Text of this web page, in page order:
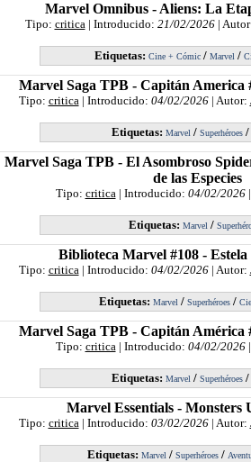
Marvel Omnibus - Aliens: La
Tipo: critica| Introducido: 21/02/2026|
Etiquetas: Cine + Cómic/ Marvel/
Marvel Saga TPB - Capitán America
Tipo: critica| Introducido: 04/02/2026| Autor:
Etiquetas: Marvel/ Superhéroes/
Marvel Saga TPB - El Asombroso
de las Especies
Tipo: critica| Introducido: 04/02/2026|
Etiquetas: Marvel/
Biblioteca Marvel #108 - Estela
Tipo: critica| Introducido: 04/02/2026| Autor:
Etiquetas: Marvel/ Superhéroes/
Marvel Saga TPB - Capitán América
Tipo: critica| Introducido: 04/02/2026|
Etiquetas: Marvel/ Superhéroes/
Marvel Essentials - Monsters
Tipo: critica| Introducido: 03/02/2026| Autor:
Etiquetas: Marvel/ Superhéroes/